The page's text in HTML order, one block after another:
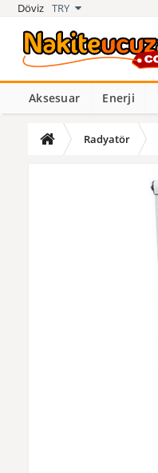
Döviz TRY
Aksesuar Enerji
Radyatör